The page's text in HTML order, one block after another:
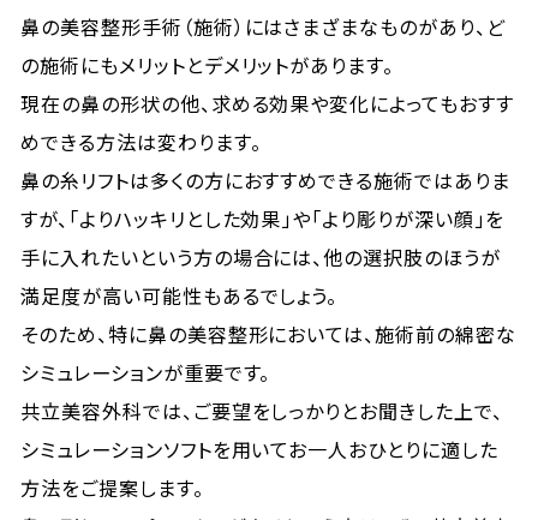
鼻の美容整形手術（施術）にはさまざまなものがあり、ど
の施術にもメリットとデメリットがあります。
現在の鼻の形状の他、求める効果や変化によってもおすす
めできる方法は変わります。
鼻の糸リフトは多くの方におすすめできる施術ではありま
すが、「よりハッキリとした効果」や「より彫りが深い顔」を
手に入れたいという方の場合には、他の選択肢のほうが
満足度が高い可能性もあるでしょう。
そのため、特に鼻の美容整形においては、施術前の綿密な
シミュレーションが重要です。
共立美容外科では、ご要望をしっかりとお聞きした上で、
シミュレーションソフトを用いてお一人おひとりに適した
方法をご提案します。